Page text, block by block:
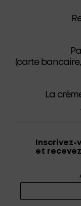
(carte
La
et recevez